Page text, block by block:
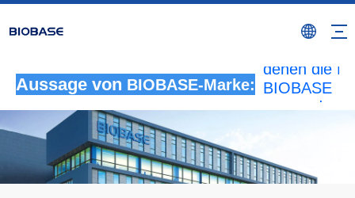
Aussage von BIOBASE-Marke:
Alle nicht
autorisierten
Aktivitäten,
denen die
BIOBASE
verwendet
Verletzung